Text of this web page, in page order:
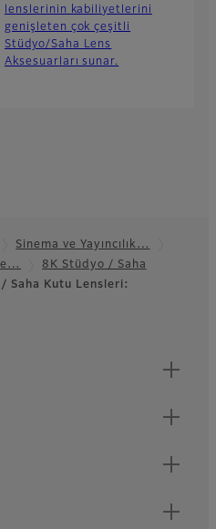
lenslerinin kabiliyetlerini
genişleten çok çeşitli
Stüdyo/Saha Lens
Aksesuarları sunar.
Sinema ve Yayıncılık…
8K Stüdyo / Saha
Saha Kutu Lensleri: